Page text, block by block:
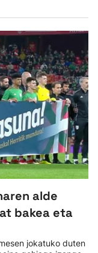
alde
bakea eta
jokatuko duten